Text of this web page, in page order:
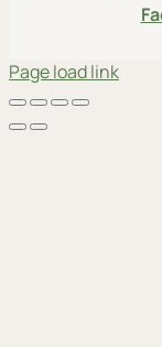
Page load link